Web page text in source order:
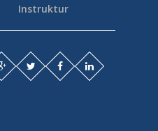
Instruktur